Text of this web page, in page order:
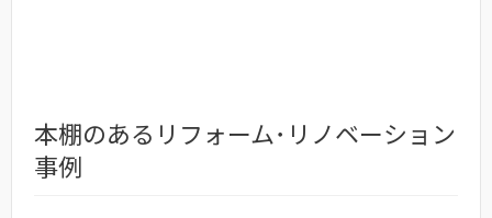
本棚のあるリフォーム･リノベーション
事例